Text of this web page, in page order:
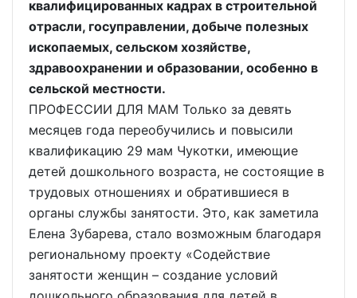
квалифицированных кадрах в строительной
отрасли, госуправлении, добыче полезных
ископаемых, сельском хозяйстве,
здравоохранении и образовании, особенно в
сельской местности.
ПРОФЕССИИ ДЛЯ МАМ Только за девять
месяцев года переобучились и повысили
квалификацию 29 мам Чукотки, имеющие
детей дошкольного возраста, не состоящие в
трудовых отношениях и обратившиеся в
органы службы занятости. Это, как заметила
Елена Зубарева, стало возможным благодаря
региональному проекту «Содействие
занятости женщин – создание условий